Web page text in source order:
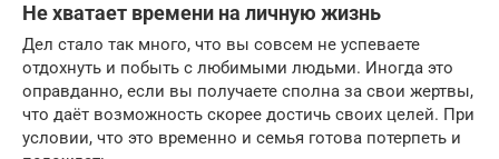
Не хватает времени на личную жизнь
Дел стало так много, что вы совсем не успеваете
отдохнуть и побыть с любимыми людьми. Иногда это
оправданно, если вы получаете сполна за свои жертвы,
что даёт возможность скорее достичь своих целей. При
условии, что это временно и семья готова потерпеть и